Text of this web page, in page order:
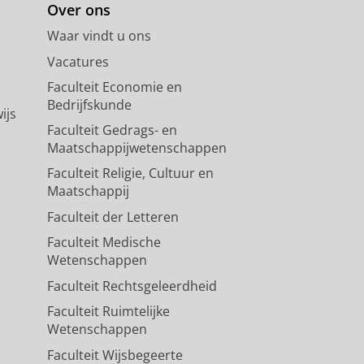
Over ons
Waar vindt u ons
Vacatures
Faculteit Economie en
Bedrijfskunde
Faculteit Gedrags- en
Maatschappijwetenschappen
Faculteit Religie, Cultuur en
Maatschappij
Faculteit der Letteren
Faculteit Medische
Wetenschappen
Faculteit Rechtsgeleerdheid
Faculteit Ruimtelijke
Wetenschappen
Faculteit Wijsbegeerte